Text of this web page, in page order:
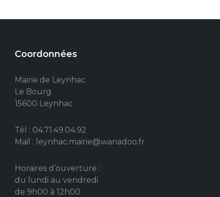
Coordonnées
Mairie de Leynhac
Le Bourg
15600 Leynhac
Tél : 04.71.49.04.92
Mail : leynhac.mairie@wanadoo.fr
Horaires d’ouverture :
du lundi au vendredi
de 9h00 à 12h00